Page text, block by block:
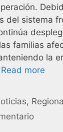
del sistema
familias
la
Read more
,